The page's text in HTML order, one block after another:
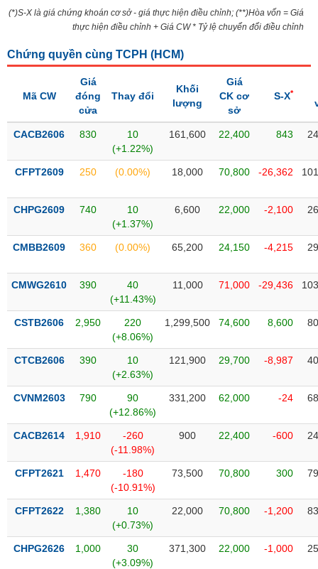
quan
dịch
chính
tích
thuật
sơ
doanh
Tin
Tâm
thị
trường
(*)S-X là giá chứng khoán cơ sở - giá thực hiện điều chỉnh; (**)Hòa vốn = Giá
thực hiện điều chỉnh + Giá CW * Tỷ lệ chuyển đổi điều chỉnh
Chứng quyền cùng TCPH (HCM)
Mã CW
Giá
đóng
cửa
Thay đổi
Khối
lượng
Giá
CK cơ
sở
S-X*
CACB2606 830
10
(+1.22%)
161,600 22,400 843
CFPT2609 250 (0.00%) 18,000 70,800 -26,362
CHPG2609 740
10
(+1.37%)
6,600 22,000 -2,100
CMBB2609 360 (0.00%) 65,200 24,150 -4,215
CMWG2610 390
40
(+11.43%)
11,000 71,000 -29,436
CSTB2606 2,950
220
(+8.06%)
1,299,500 74,600 8,600
CTCB2606 390
10
(+2.63%)
121,900 29,700 -8,987
CVNM2603 790
90
(+12.86%)
331,200 62,000 -24
CACB2614 1,910
-260
(-11.98%)
900 22,400 -600
CFPT2621 1,470
-180
(-10.91%)
73,500 70,800 300
CFPT2622 1,380
10
(+0.73%)
22,000 70,800 -1,200
CHPG2626 1,000
30
(+3.09%)
371,300 22,000 -1,000
SECTOR
NĂNG
VẬT
CÔNG
DÙNG
THIẾT
YẾU
TIÊU
THIẾT
YẾU